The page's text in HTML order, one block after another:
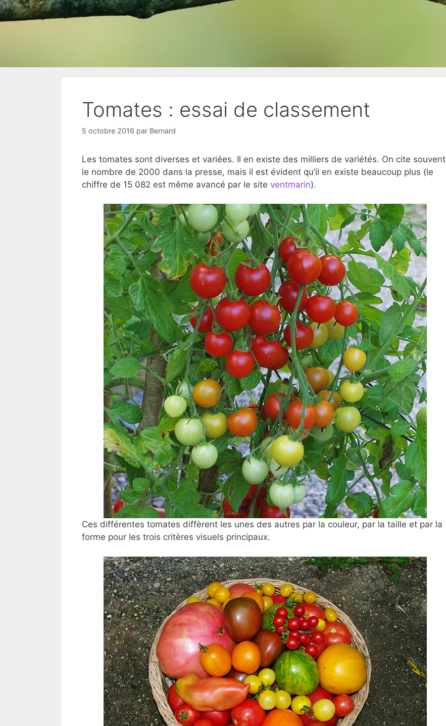
Tomates : essai de classement
5 octobre 2016 par Bernard
Les tomates sont diverses et variées. Il en existe des milliers de variétés. On cite souvent
le nombre de 2000 dans la presse, mais il est évident qu’il en existe beaucoup plus (le
chiffre de 15 082 est même avancé par le site ventmarin).
Ces différentes tomates diffèrent les unes des autres par la couleur, par la taille et par la
forme pour les trois critères visuels principaux.